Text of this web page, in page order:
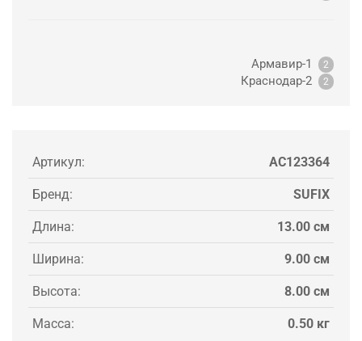
Армавир-1 2
Краснодар-2 2
Артикул: AC123364
Бренд: SUFIX
Длина: 13.00 см
Ширина: 9.00 см
Высота: 8.00 см
Масса: 0.50 кг